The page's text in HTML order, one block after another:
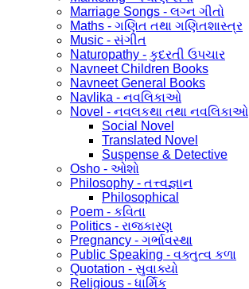
Marriage Songs - લગ્ન ગીતો
Maths - ગણિત તથા ગણિતશાસ્ત્ર
Music - સંગીત
Naturopathy - કુદરતી ઉપચાર
Navneet Children Books
Navneet General Books
Navlika - નવલિકાઓ
Novel - નવલકથા તથા નવલિકાઓ
Social Novel
Translated Novel
Suspense & Detective
Osho - ઓશો
Philosophy - તત્ત્વજ્ઞાન
Philosophical
Poem - કવિતા
Politics - રાજકારણ
Pregnancy - ગર્ભાવસ્થા
Public Speaking - વક્તુત્વ કળા
Quotation - સુવાક્યો
Religious - ધાર્મિક